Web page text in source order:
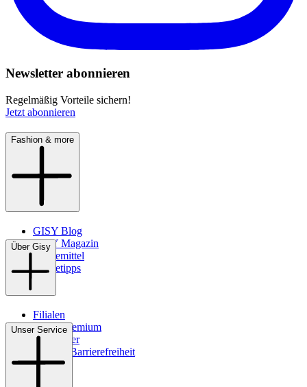
Newsletter abonnieren
Regelmäßig Vorteile sichern!
Jetzt abonnieren
Fashion & more
GISY Blog
GISY Magazin
Pflegemittel
Pflegetipps
Über Gisy
Filialen
WMS-Premium
Newsletter
Digitale Barrierefreiheit
Unser Service